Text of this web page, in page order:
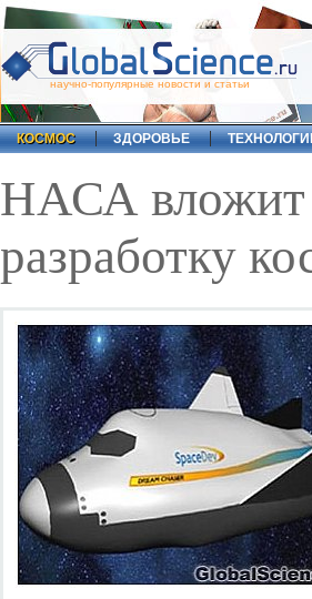
научно-популярные новости и статьи
КОСМОС ЗДОРОВЬЕ
НАСА вложит
разработку